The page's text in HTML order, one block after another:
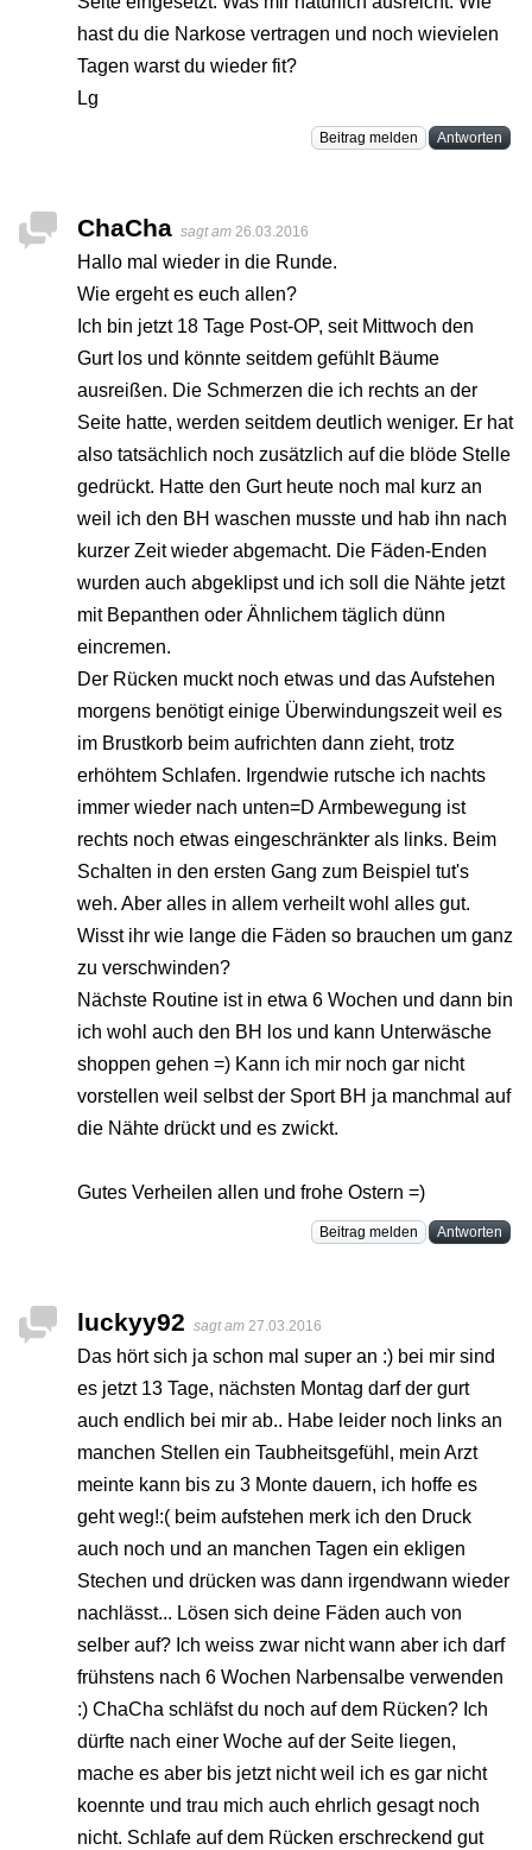
hast du die Narkose vertragen und noch wievielen
Tagen warst du wieder fit?
Lg
Beitrag melden Antworten
ChaCha sagt am 26.03.2016
Hallo mal wieder in die Runde.
Wie ergeht es euch allen?
Ich bin jetzt 18 Tage Post-OP, seit Mittwoch den
Gurt los und könnte seitdem gefühlt Bäume
ausreißen. Die Schmerzen die ich rechts an der
Seite hatte, werden seitdem deutlich weniger. Er hat
also tatsächlich noch zusätzlich auf die blöde Stelle
gedrückt. Hatte den Gurt heute noch mal kurz an
weil ich den BH waschen musste und hab ihn nach
kurzer Zeit wieder abgemacht. Die Fäden-Enden
wurden auch abgeklipst und ich soll die Nähte jetzt
mit Bepanthen oder Ähnlichem täglich dünn
eincremen.
Der Rücken muckt noch etwas und das Aufstehen
morgens benötigt einige Überwindungszeit weil es
im Brustkorb beim aufrichten dann zieht, trotz
erhöhtem Schlafen. Irgendwie rutsche ich nachts
immer wieder nach unten=D Armbewegung ist
rechts noch etwas eingeschränkter als links. Beim
Schalten in den ersten Gang zum Beispiel tut's
weh. Aber alles in allem verheilt wohl alles gut.
Wisst ihr wie lange die Fäden so brauchen um ganz
zu verschwinden?
Nächste Routine ist in etwa 6 Wochen und dann bin
ich wohl auch den BH los und kann Unterwäsche
shoppen gehen =) Kann ich mir noch gar nicht
vorstellen weil selbst der Sport BH ja manchmal auf
die Nähte drückt und es zwickt.
Gutes Verheilen allen und frohe Ostern =)
Beitrag melden Antworten
luckyy92 sagt am 27.03.2016
Das hört sich ja schon mal super an :) bei mir sind
es jetzt 13 Tage, nächsten Montag darf der gurt
auch endlich bei mir ab.. Habe leider noch links an
manchen Stellen ein Taubheitsgefühl, mein Arzt
meinte kann bis zu 3 Monte dauern, ich hoffe es
geht weg!:( beim aufstehen merk ich den Druck
auch noch und an manchen Tagen ein ekligen
Stechen und drücken was dann irgendwann wieder
nachlässt... Lösen sich deine Fäden auch von
selber auf? Ich weiss zwar nicht wann aber ich darf
frühstens nach 6 Wochen Narbensalbe verwenden
:) ChaCha schläfst du noch auf dem Rücken? Ich
dürfte nach einer Woche auf der Seite liegen,
mache es aber bis jetzt nicht weil ich es gar nicht
koennte und trau mich auch ehrlich gesagt noch
nicht. Schlafe auf dem Rücken erschreckend gut